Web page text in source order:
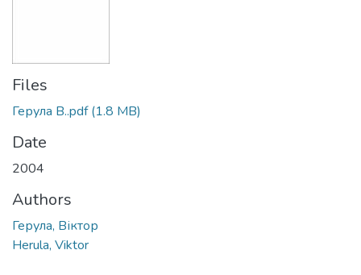
Files
Герула В..pdf(1.8 MB)
Date
2004
Authors
Герула, Віктор
Herula, Viktor